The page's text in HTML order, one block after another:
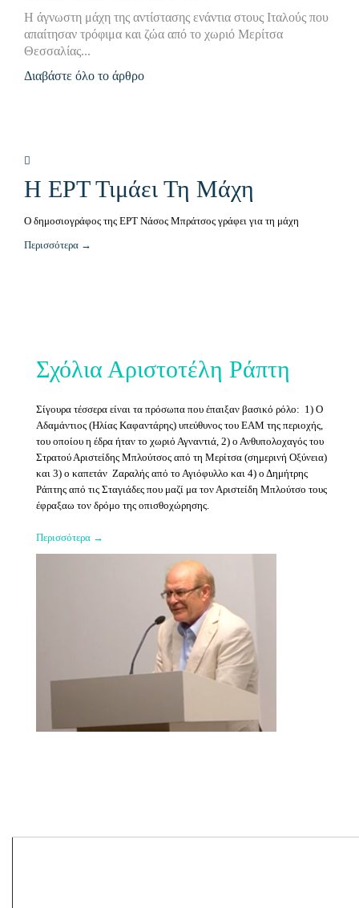
Η άγνωστη μάχη της αντίστασης ενάντια στους Ιταλούς που
απαίτησαν τρόφιμα και ζώα από το χωριό Μερίτσα
Θεσσαλίας...
Διαβάστε όλο το άρθρο
Η ΕΡΤ Τιμάει Τη Μάχη
Ο δημοσιογράφος της ΕΡΤ Νάσος Μπράτσος γράφει για τη μάχη
Περισσότερα →
Σχόλια Αριστοτέλη Ράπτη
Σίγουρα τέσσερα είναι τα πρόσωπα που έπαιξαν βασικό ρόλο: 1) Ο
Αδαμάντιος (Ηλίας Καφαντάρης) υπεύθυνος του ΕΑΜ της περιοχής,
του οποίου η έδρα ήταν το χωριό Αγναντιά, 2) ο Ανθυπολοχαγός του
Στρατού Αριστείδης Μπλούτσος από τη Μερίτσα (σημερινή Οξύνεια)
και 3) ο καπετάν Ζαραλής από το Αγιόφυλλο και 4) ο Δημήτρης
Ράπτης από τις Σταγιάδες που μαζί μα τον Αριστείδη Μπλούτσο τους
έφραξαω τον δρόμο της οπισθοχώρησης.
Περισσότερα →